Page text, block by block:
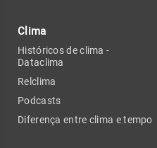
Clima
Históricos de clima -
Dataclima
Relclima
Podcasts
Diferença entre clima e tempo